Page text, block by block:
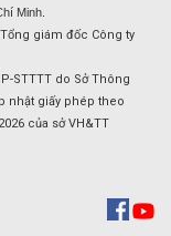
Minh.
giám đốc Công ty
STTTT do Sở Thông
nhật giấy phép theo
của sở VH&TT